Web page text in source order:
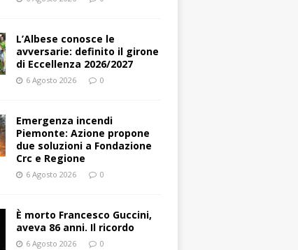
L’Albese conosce le
avversarie: definito il girone
di Eccellenza 2026/2027
6 Agosto 2026 0
Emergenza incendi
Piemonte: Azione propone
due soluzioni a Fondazione
Crc e Regione
6 Agosto 2026 0
È morto Francesco Guccini,
aveva 86 anni. Il ricordo
6 Agosto 2026 0